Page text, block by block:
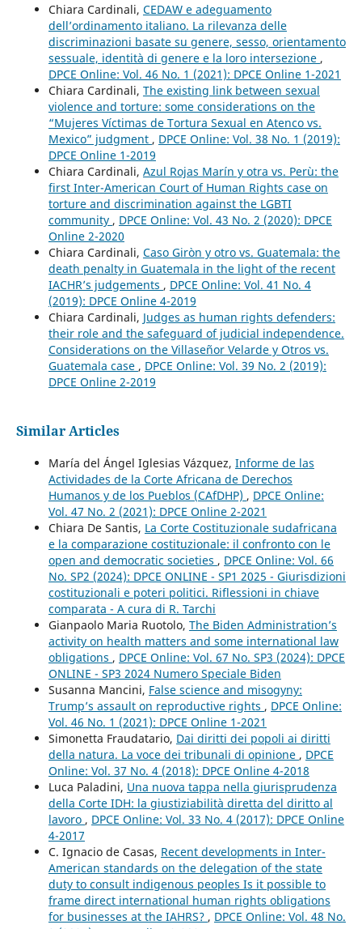
Chiara Cardinali, CEDAW e adeguamento
dell’ordinamento italiano. La rilevanza delle
discriminazioni basate su genere, sesso, orientamento
sessuale, identità di genere e la loro intersezione ,
DPCE Online: Vol. 46 No. 1 (2021): DPCE Online 1-2021
Chiara Cardinali, The existing link between sexual
violence and torture: some considerations on the
“Mujeres Víctimas de Tortura Sexual en Atenco vs.
Mexico” judgment , DPCE Online: Vol. 38 No. 1 (2019):
DPCE Online 1-2019
Chiara Cardinali, Azul Rojas Marín y otra vs. Perù: the
first Inter-American Court of Human Rights case on
torture and discrimination against the LGBTI
community , DPCE Online: Vol. 43 No. 2 (2020): DPCE
Online 2-2020
Chiara Cardinali, Caso Giròn y otro vs. Guatemala: the
death penalty in Guatemala in the light of the recent
IACHR’s judgements , DPCE Online: Vol. 41 No. 4
(2019): DPCE Online 4-2019
Chiara Cardinali, Judges as human rights defenders:
their role and the safeguard of judicial independence.
Considerations on the Villaseñor Velarde y Otros vs.
Guatemala case , DPCE Online: Vol. 39 No. 2 (2019):
DPCE Online 2-2019
Similar Articles
María del Ángel Iglesias Vázquez, Informe de las
Actividades de la Corte Africana de Derechos
Humanos y de los Pueblos (CAfDHP) , DPCE Online:
Vol. 47 No. 2 (2021): DPCE Online 2-2021
Chiara De Santis, La Corte Costituzionale sudafricana
e la comparazione costituzionale: il confronto con le
open and democratic societies , DPCE Online: Vol. 66
No. SP2 (2024): DPCE ONLINE - SP1 2025 - Giurisdizioni
costituzionali e poteri politici. Riflessioni in chiave
comparata - A cura di R. Tarchi
Gianpaolo Maria Ruotolo, The Biden Administration’s
activity on health matters and some international law
obligations , DPCE Online: Vol. 67 No. SP3 (2024): DPCE
ONLINE - SP3 2024 Numero Speciale Biden
Susanna Mancini, False science and misogyny:
Trump’s assault on reproductive rights , DPCE Online:
Vol. 46 No. 1 (2021): DPCE Online 1-2021
Simonetta Fraudatario, Dai diritti dei popoli ai diritti
della natura. La voce dei tribunali di opinione , DPCE
Online: Vol. 37 No. 4 (2018): DPCE Online 4-2018
Luca Paladini, Una nuova tappa nella giurisprudenza
della Corte IDH: la giustiziabilità diretta del diritto al
lavoro , DPCE Online: Vol. 33 No. 4 (2017): DPCE Online
4-2017
C. Ignacio de Casas, Recent developments in Inter-
American standards on the delegation of the state
duty to consult indigenous peoples Is it possible to
frame direct international human rights obligations
for businesses at the IAHRS? , DPCE Online: Vol. 48 No.